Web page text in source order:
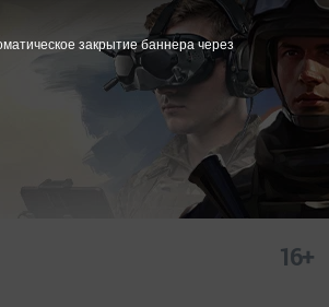
16+
закрытие баннера через